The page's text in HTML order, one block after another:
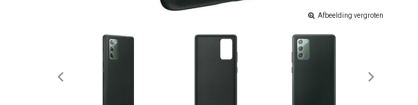
Afbeelding vergroten